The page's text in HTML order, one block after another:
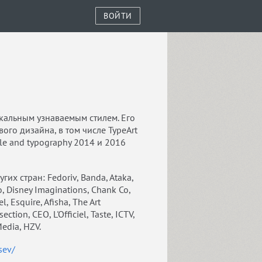
ВОЙТИ
узнаваемым стилем. Его
дизайна, в том числе TypeArt
and typography 2014 и 2016
стран: Fedoriv, Banda, Ataka,
Disney Imaginations, Chank Co,
Esquire, Afisha, The Art
СEO, L'Officiel, Taste, ICTV,
HZV.